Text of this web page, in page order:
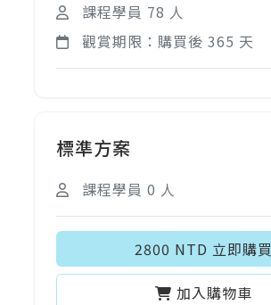
課程學員 78 人
觀賞期限：購買後 365 天
標準方案
課程學員 0 人
2800 NTD 立即購買
加入購物車